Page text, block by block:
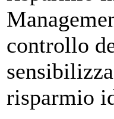
controllo
risparmio